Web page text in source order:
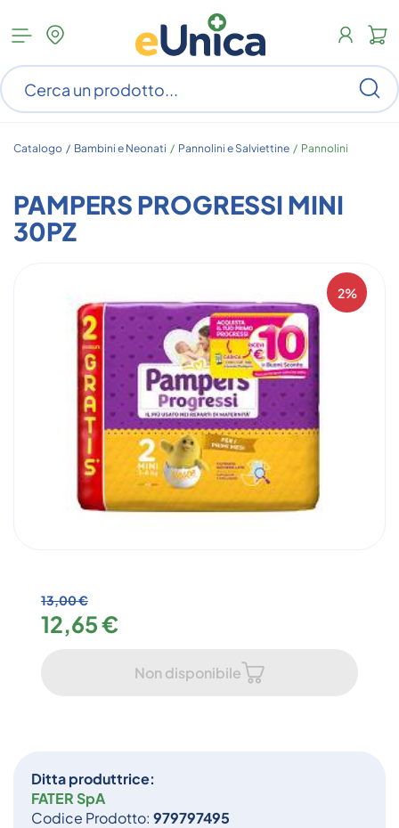
Apri
menu
categorie
Catalogo / Bambini e Neonati / Pannolini e Salviettine / Pannolini
PAMPERS PROGRESSI MINI
30PZ
2%
Ditta produttrice:
FATER SpA
Codice Prodotto: 979797495
13,00 €
12,65 €
Non disponibile